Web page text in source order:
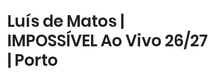
Luís de Matos |
IMPOSSÍVEL Ao Vivo 26/27
| Porto